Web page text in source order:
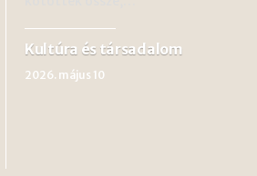
Kultúra és társadalom
2026. május 10